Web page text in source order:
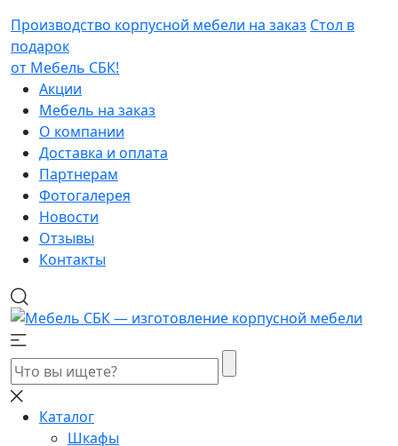
Производство корпусной мебели на заказ Стол в
подарок
от Мебель СБК!
Акции
Мебель на заказ
О компании
Доставка и оплата
Партнерам
Фотогалерея
Новости
Отзывы
Контакты
Каталог
Шкафы